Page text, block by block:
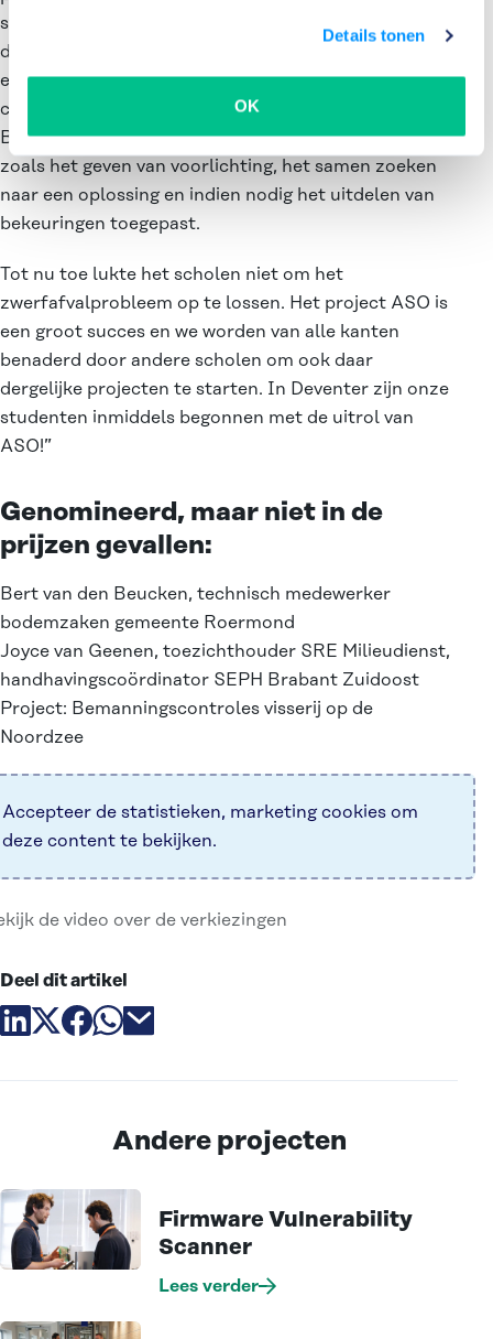
Details tonen
OK
studenten de samenwerking met andere partijen als
de wijkagent, stadstoezicht (THOR), de DEKA-markt
en het buurtpreventieteam hebben gezocht, zijn
contacten gelegd waarvan we nog steeds profiteren.
Bij de medestudenten zijn alle handhavingsmiddelen
zoals het geven van voorlichting, het samen zoeken
naar een oplossing en indien nodig het uitdelen van
bekeuringen toegepast.
Tot nu toe lukte het scholen niet om het
zwerfafvalprobleem op te lossen. Het project ASO is
een groot succes en we worden van alle kanten
benaderd door andere scholen om ook daar
dergelijke projecten te starten. In Deventer zijn onze
studenten inmiddels begonnen met de uitrol van
ASO!”
Genomineerd, maar niet in de
prijzen gevallen:
Bert van den Beucken, technisch medewerker
bodemzaken gemeente Roermond
Joyce van Geenen, toezichthouder SRE Milieudienst,
handhavingscoördinator SEPH Brabant Zuidoost
Project: Bemanningscontroles visserij op de
Noordzee
Accepteer de statistieken, marketingcookies om
deze content te bekijken.
de video over de verkiezingen
Deel dit artikel
Andere projecten
Firmware Vulnerability
Scanner
Lees verder